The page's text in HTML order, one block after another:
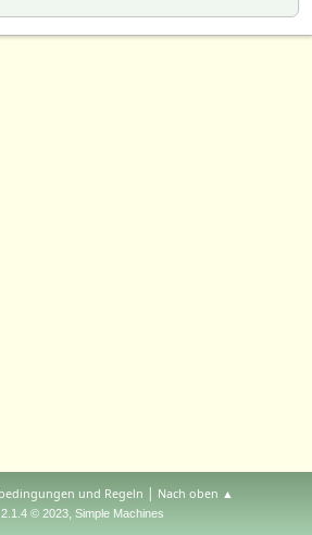
und Regeln | Nach oben ▲
© 2023, Simple Machines